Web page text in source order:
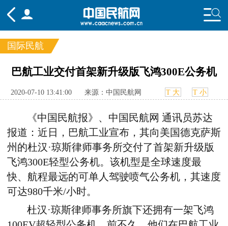
频道
国内 国际
行业
国际民航
巴航工业交付首架新升级版飞鸿300E公务机
2020-07-10 13:41:00 来源：中国民航网 T 大 T 小
《中国民航报》、中国民航网 通讯员苏达
报道：近日，巴航工业宣布，其向美国德克萨斯
州的杜汉·琼斯律师事务所交付了首架新升级版
飞鸿300E轻型公务机。该机型是全球速度最
快、航程最远的可单人驾驶喷气公务机，其速度
可达980千米/小时。
杜汉·琼斯律师事务所旗下还拥有一架飞鸿